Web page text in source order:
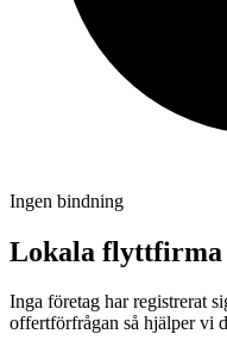
Ingen bindning
Lokala
Inga företag har registrerat
offertförfrågan så hjälper vi